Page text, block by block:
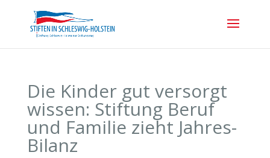
Die Kinder gut versorgt
wissen: Stiftung Beruf
und Familie zieht Jahres-
Bilanz